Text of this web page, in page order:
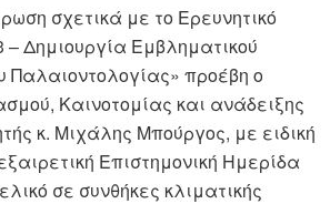
σχετικά με το Ερευνητικό
– Δημιουργία Εμβληματικού
Παλαιοντολογίας» προέβη ο
Καινοτομίας και ανάδειξης
κ. Μιχάλης Μπούργος, με ειδική
Επιστημονική Ημερίδα
σε συνθήκες κλιματικής